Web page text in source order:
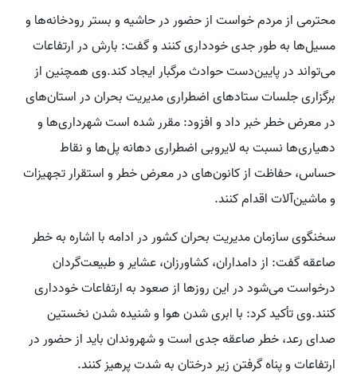
محترمی از مردم خواست از حضور در حاشیه و بستر رودخانه‌ها و
مسیل‌ها به طور جدی خودداری کنند و گفت: بارش در ارتفاعات
می‌تواند در پایین‌دست حوادث مرگبار ایجاد کند.وی همچنین از
برگزاری جلسات ستادهای اضطراری مدیریت بحران در استان‌های
در معرض خطر خبر داد و افزود: مقرر شده است شهرداری‌ها و
دهیاری‌ها نسبت به لایروبی اضطراری دهانه پل‌ها و نقاط
حساس، حفاظت از کانون‌های در معرض خطر و استقرار تجهیزات
و ماشین‌آلات اقدام کنند.
سخنگوی سازمان مدیریت بحران کشور در ادامه با اشاره به خطر
صاعقه گفت: از دامداران، کشاورزان، عشایر و طبیعت‌گردان
درخواست می‌شود در این روزها از صعود به ارتفاعات خودداری
کنند.وی تأکید کرد: با ابری شدن هوا و شنیده شدن نخستین
صدای رعد، خطر صاعقه جدی است و شهروندان باید از حضور در
ارتفاعات و پناه گرفتن زیر درختان به شدت پرهیز کنند.